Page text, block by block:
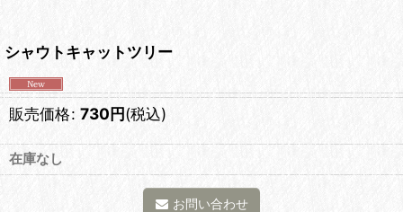
シャウトキャットツリー
販売価格: 730円(税込)
在庫なし
お問い合わせ